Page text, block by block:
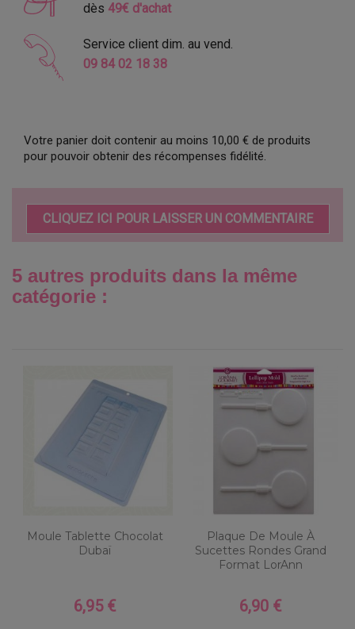
dès 49€ d'achat
Service client dim. au vend.
09 84 02 18 38
Votre panier doit contenir au moins 10,00 € de produits
pour pouvoir obtenir des récompenses fidélité.
CLIQUEZ ICI POUR LAISSER UN COMMENTAIRE
5 autres produits dans la même
catégorie :
Moule Tablette Chocolat
Dubaï
Prix
6,95 €
Plaque De Moule À
Sucettes Rondes Grand
Format LorAnn
Prix
6,90 €